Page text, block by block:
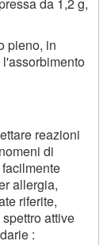
pieno, in
reazioni
di
allergia,
riferite,
attive
: